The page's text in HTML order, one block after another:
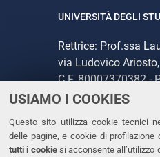
USIAMO I COOKIES
Questo sito utilizza cookie tecnici
delle pagine, e cookie di profilazione
tutti i cookiesi acconsente all’utilizzo
UNIVERSITÀ DEGLI
Rettrice: Prof.ssa
via Ludovico
C.F. 80007370382 -
CONTATTI
Tel. +39 0532